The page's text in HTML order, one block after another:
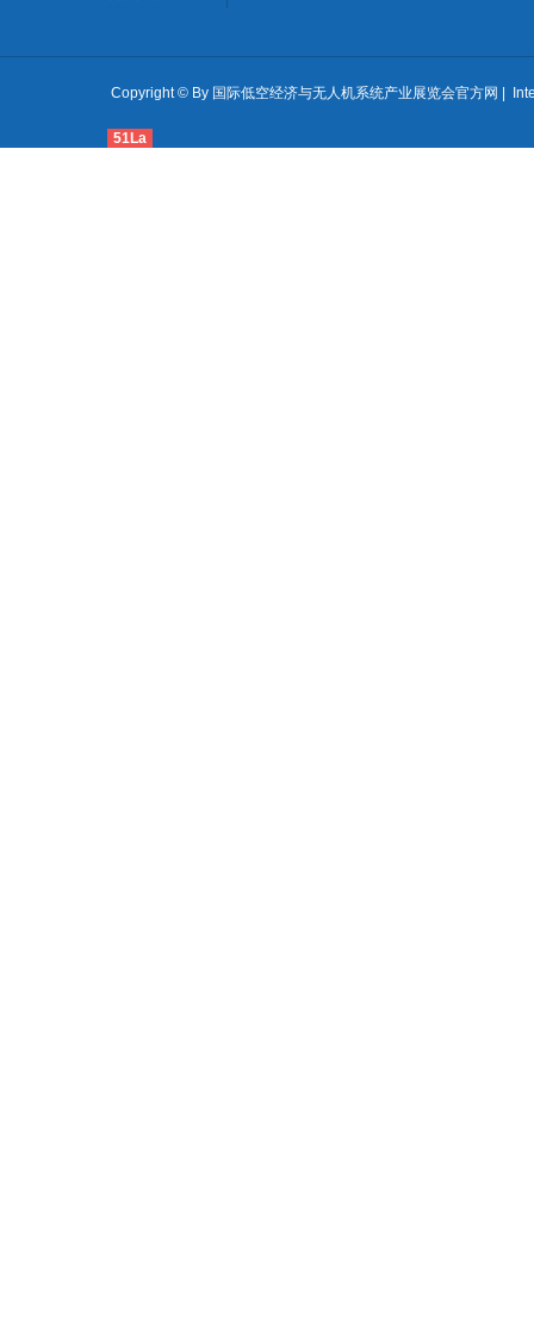
Copyright © By 国际低空经济与无人机系统产业展览会官方网 |
51La